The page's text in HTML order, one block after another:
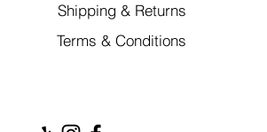
Shipping & Returns
Terms & Conditions